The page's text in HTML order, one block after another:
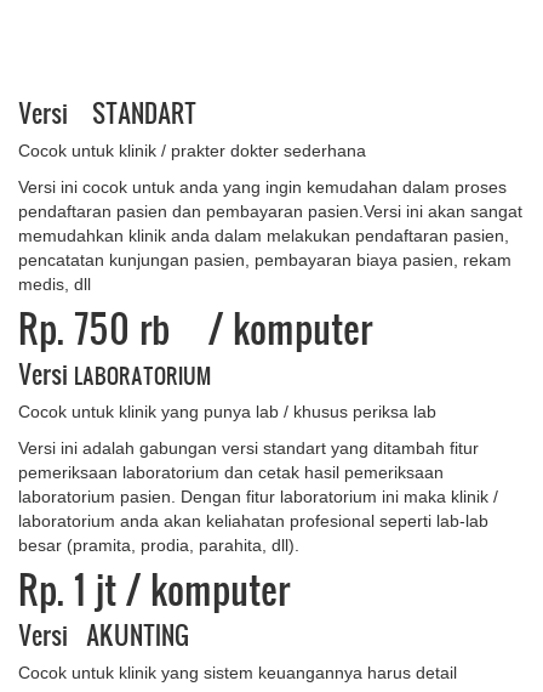
Versi STANDART
Cocok untuk klinik / prakter dokter sederhana
Versi ini cocok untuk anda yang ingin kemudahan dalam proses
pendaftaran pasien dan pembayaran pasien.Versi ini akan sangat
memudahkan klinik anda dalam melakukan pendaftaran pasien,
pencatatan kunjungan pasien, pembayaran biaya pasien, rekam
medis, dll
Rp. 750 rb / komputer
Versi LABORATORIUM
Cocok untuk klinik yang punya lab / khusus periksa lab
Versi ini adalah gabungan versi standart yang ditambah fitur
pemeriksaan laboratorium dan cetak hasil pemeriksaan
laboratorium pasien. Dengan fitur laboratorium ini maka klinik /
laboratorium anda akan keliahatan profesional seperti lab-lab
besar (pramita, prodia, parahita, dll).
Rp. 1 ​jt/ komputer
Versi AKUNTING
Cocok untuk klinik yang sistem keuangannya harus detail